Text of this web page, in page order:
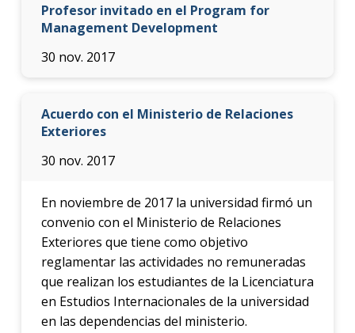
Profesor invitado en el Program for
Management Development
30 nov. 2017
Acuerdo con el Ministerio de Relaciones
Exteriores
30 nov. 2017
En noviembre de 2017 la universidad firmó un
convenio con el Ministerio de Relaciones
Exteriores que tiene como objetivo
reglamentar las actividades no remuneradas
que realizan los estudiantes de la Licenciatura
en Estudios Internacionales de la universidad
en las dependencias del ministerio.